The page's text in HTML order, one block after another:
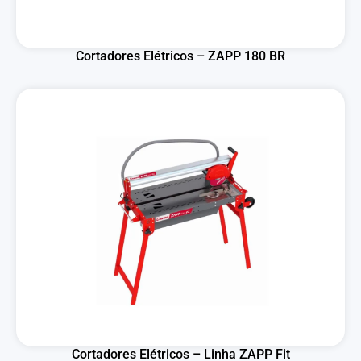
Cortadores Elétricos – ZAPP 180 BR
Cortadores Elétricos – Linha ZAPP Fit